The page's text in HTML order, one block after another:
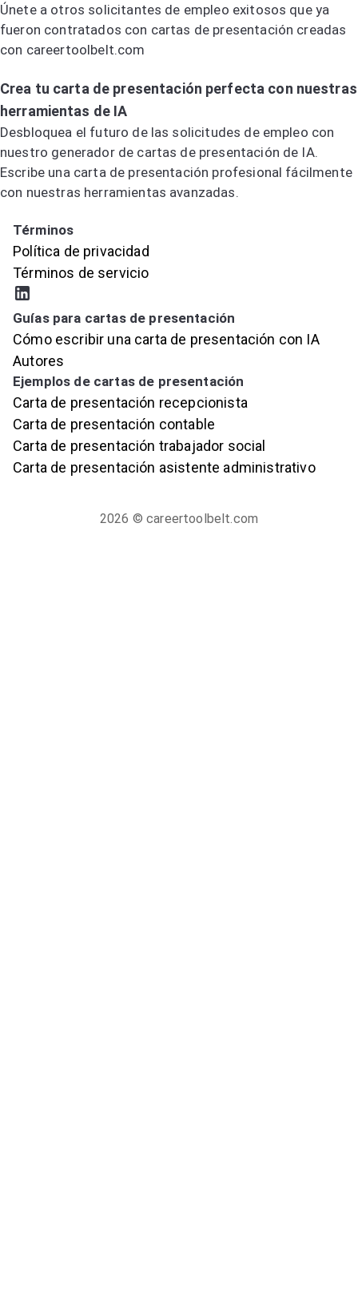
Únete a otros solicitantes de empleo exitosos que ya
fueron contratados con cartas de presentación creadas
con careertoolbelt.com
Crea tu carta de presentación perfecta con nuestras
herramientas de IA
Desbloquea el futuro de las solicitudes de empleo con
nuestro generador de cartas de presentación de IA.
Escribe una carta de presentación profesional fácilmente
con nuestras herramientas avanzadas.
Términos
Política de privacidad
Términos de servicio
Guías para cartas de presentación
Cómo escribir una carta de presentación con IA
Autores
Ejemplos de cartas de presentación
Carta de presentación recepcionista
Carta de presentación contable
Carta de presentación trabajador social
Carta de presentación asistente administrativo
2026 © careertoolbelt.com